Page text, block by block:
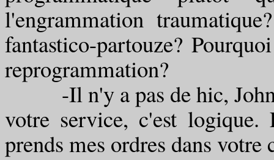
l'engrammation
fantastico-partouze?
reprogrammation?
-Il n'y a pas de hic, John.
votre service, c'est logique.
prends mes ordres dans votre